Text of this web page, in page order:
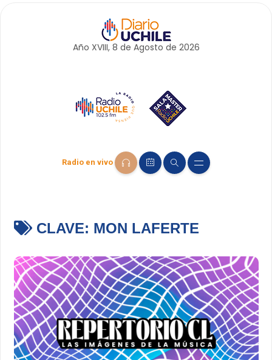
Año XVIII, 8 de Agosto de 2026
Radio en vivo
CLAVE: MON LAFERTE